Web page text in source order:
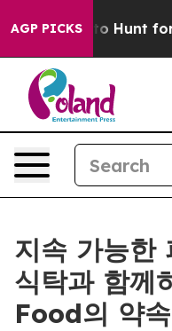
AGP PICKSto Hunt for
지속 가능한
식탁과 함께
Food의 약속